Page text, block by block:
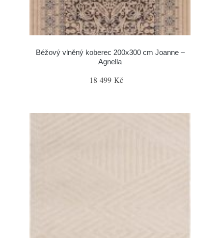
Béžový vlněný koberec 200x300 cm Joanne –
Agnella
18 499 Kč